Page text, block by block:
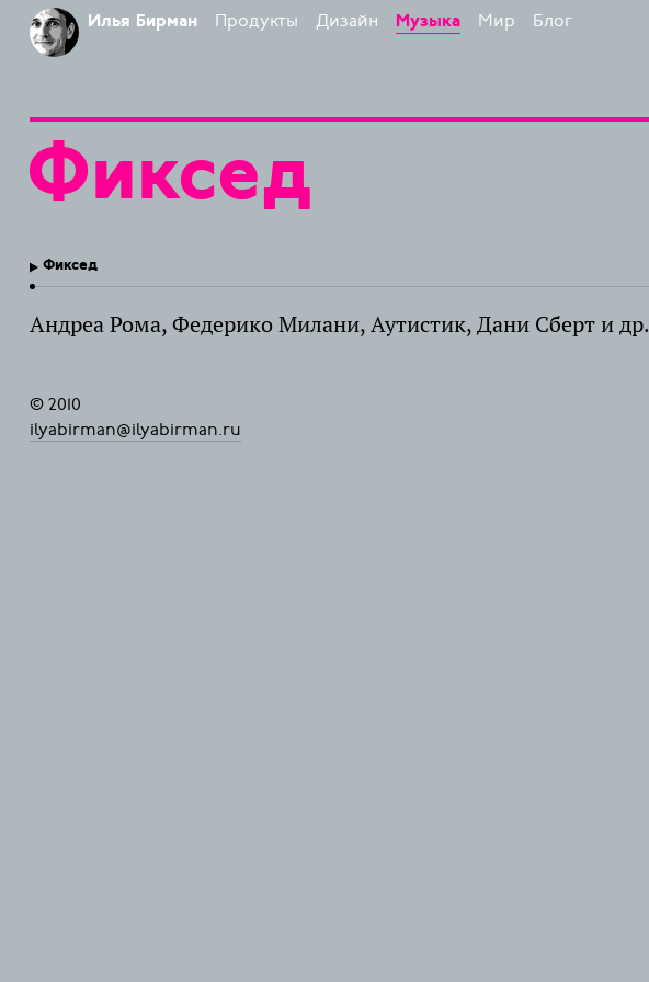
Илья Бирман Продукты Дизайн Музыка Мир Блог
Фиксед
Фиксед
Андреа Рома, Федерико Милани, Аутистик, Дани Сберт и др.
© 2010
ilyabirman@ilyabirman.ru